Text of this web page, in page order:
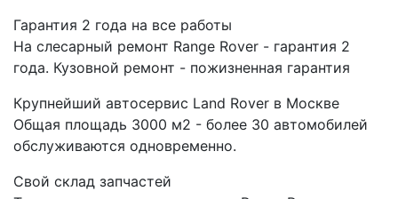
Гарантия 2 года на все работы
На слесарный ремонт Range Rover - гарантия 2
года. Кузовной ремонт - пожизненная гарантия
Крупнейший автосервис Land Rover в Москве
Общая площадь 3000 м2 - более 30 автомобилей
обслуживаются одновременно.
Свой склад запчастей